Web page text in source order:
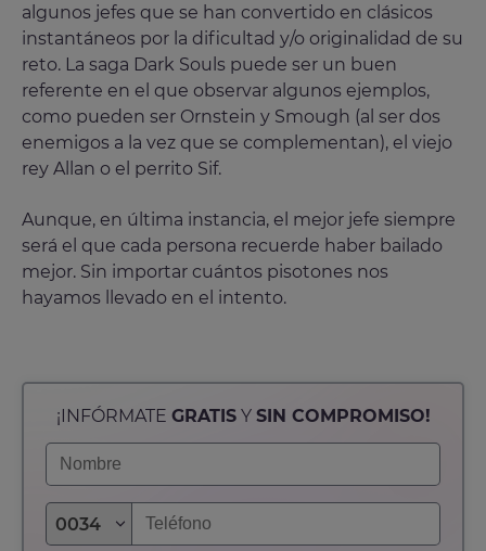
algunos jefes que se han convertido en clásicos
instantáneos por la dificultad y/o originalidad de su
reto. La saga Dark Souls puede ser un buen
referente en el que observar algunos ejemplos,
como pueden ser Ornstein y Smough (al ser dos
enemigos a la vez que se complementan), el viejo
rey Allan o el perrito Sif.
Aunque, en última instancia, el mejor jefe siempre
será el que cada persona recuerde haber bailado
mejor. Sin importar cuántos pisotones nos
hayamos llevado en el intento.
¡INFÓRMATE GRATISY SIN COMPROMISO!
0034